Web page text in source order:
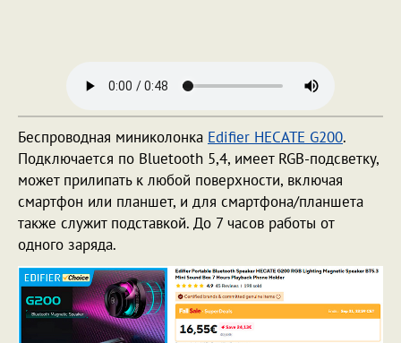
Беспроводная миниколонка Edifier HECATE G200.
Подключается по Bluetooth 5,4, имеет RGB-подсветку,
может прилипать к любой поверхности, включая
смартфон или планшет, и для смартфона/планшета
также служит подставкой. До 7 часов работы от
одного заряда.